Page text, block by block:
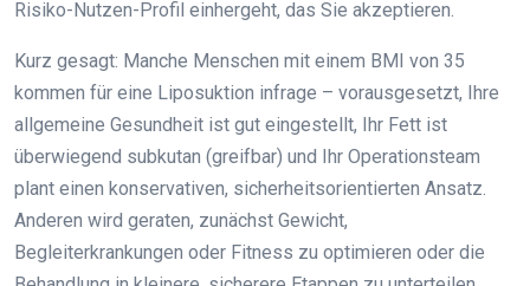
Risiko-Nutzen-Profil einhergeht, das Sie akzeptieren.
Kurz gesagt: Manche Menschen mit einem BMI von 35
kommen für eine Liposuktion infrage – vorausgesetzt, Ihre
allgemeine Gesundheit ist gut eingestellt, Ihr Fett ist
überwiegend subkutan (greifbar) und Ihr Operationsteam
plant einen konservativen, sicherheitsorientierten Ansatz.
Anderen wird geraten, zunächst Gewicht,
Begleiterkrankungen oder Fitness zu optimieren oder die